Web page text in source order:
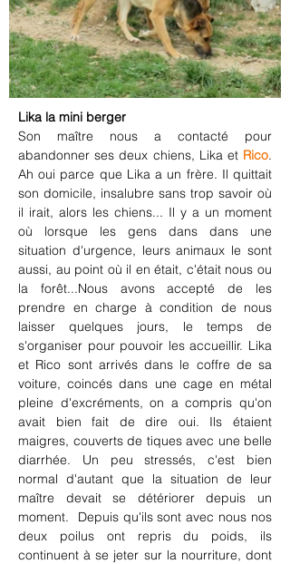
Lika la mini berger
Son maître nous a contacté pour
abandonner ses deux chiens, Lika et Rico.
Ah oui parce que Lika a un frère. Il quittait
son domicile, insalubre sans trop savoir où
il irait, alors les chiens... Il y a un moment
où lorsque les gens dans dans une
situation d'urgence, leurs animaux le sont
aussi, au point où il en était, c'était nous ou
la forêt...Nous avons accepté de les
prendre en charge à condition de nous
laisser quelques jours, le temps de
s'organiser pour pouvoir les accueillir. Lika
et Rico sont arrivés dans le coffre de sa
voiture, coincés dans une cage en métal
pleine d'excréments, on a compris qu'on
avait bien fait de dire oui. Ils étaient
maigres, couverts de tiques avec une belle
diarrhée. Un peu stressés, c'est bien
normal d'autant que la situation de leur
maître devait se détériorer depuis un
moment.  Depuis qu'ils sont avec nous nos
deux poilus ont repris du poids, ils
continuent à se jeter sur la nourriture, dont